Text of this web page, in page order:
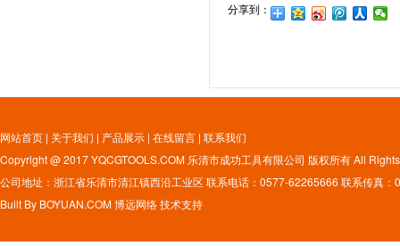
分享到：
网站首页 | 关于我们 | 产品展示 | 在线留言 | 联系我们
Copyright @ 2017 YQCGTOOLS.COM 乐清市成功工具有限公司 版权所有 All
公司地址：浙江省乐清市清江镇西沿工业区 联系电话：0577-62265666 联系传真
Built By BOYUAN.COM博远网络技术支持